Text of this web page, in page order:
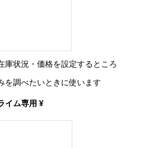
庫状況・価格を設定するところ
を調べたいときに使います
イム専用 ¥